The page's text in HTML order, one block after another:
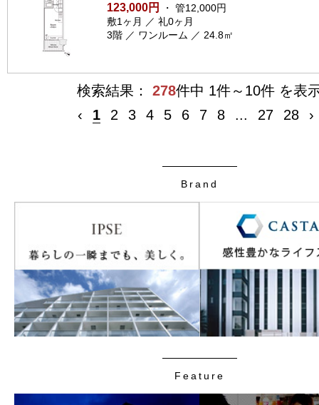
123,000円
・ 管12,000円
敷1ヶ月 ／ 礼0ヶ月
3階 ／ ワンルーム ／ 24.8㎡
検索結果： 278件中 1件～10件 を表
‹
1 2 3 4 5 6 7 8 ... 27 28 ›
Brand
Feature